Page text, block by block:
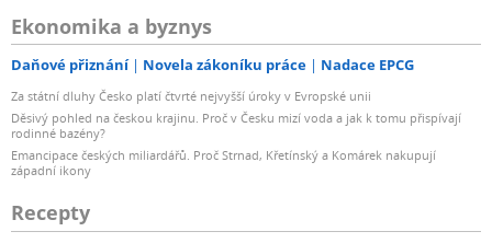
Ekonomika a byznys
Daňové přiznání Novela zákoníku práce Nadace EPCG
Za státní dluhy Česko platí čtvrté nejvyšší úroky v Evropské unii
Děsivý pohled na českou krajinu. Proč v Česku mizí voda a jak k tomu přispívají
rodinné bazény?
Emancipace českých miliardářů. Proč Strnad, Křetínský a Komárek nakupují
západní ikony
Recepty